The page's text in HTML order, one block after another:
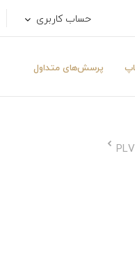
حساب کاربری
پرسش‌های متداول